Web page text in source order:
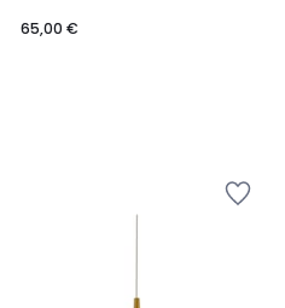
65,00 €